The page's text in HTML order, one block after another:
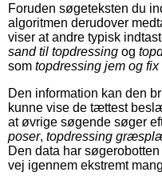
Foruden søgeteksten du
algoritmen derudover
viser at andre typisk
sand til topdressing og
som topdressing jem og fix
Den information kan den
kunne vise de tættest
at øvrige søgende søger
poser, topdressing
Den data har
vej igennem ekstremt